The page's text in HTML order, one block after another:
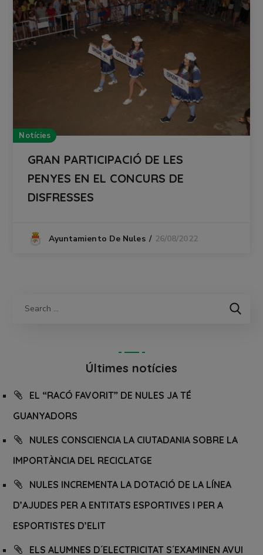
Notícies
GRAN PARTICIPACIÓ DE LES
PENYES EN EL CONCURS DE
DISFRESSES
Ayuntamiento De Nules 26/08/2022
Últimes notícies
EL “RACÓ FAVORIT” DE NULES JA TÉ
GUANYADORS
NULES CONSCIENCIA LA CIUTADANIA SOBRE LA
IMPORTÀNCIA DEL RECICLATGE
NULES INCREMENTA LA DOTACIÓ DE LA LÍNEA
D’AJUDES PER A ENTITATS ESPORTIVES I PER A
ESPORTISTES D’ELIT
ELS ALUMNES D´ELECTRICITAT S´EXAMINEN AVUI